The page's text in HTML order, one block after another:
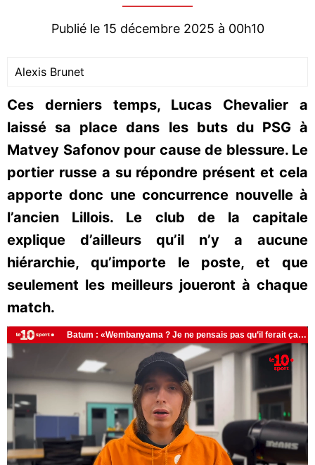
Publié le 15 décembre 2025 à 00h10
Alexis Brunet
Ces derniers temps, Lucas Chevalier a
laissé sa place dans les buts du PSG à
Matvey Safonov pour cause de blessure. Le
portier russe a su répondre présent et cela
apporte donc une concurrence nouvelle à
l’ancien Lillois. Le club de la capitale
explique d’ailleurs qu’il n’y a aucune
hiérarchie, qu’importe le poste, et que
seulement les meilleurs joueront à chaque
match.